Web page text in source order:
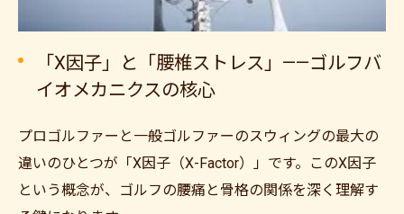
「X因子」と「腰椎ストレス」——ゴルフバ
イオメカニクスの核心
プロゴルファーと一般ゴルファーのスウィングの最大の
違いのひとつが「X因子（X-Factor）」です。このX因子
という概念が、ゴルフの腰痛と骨格の関係を深く理解す